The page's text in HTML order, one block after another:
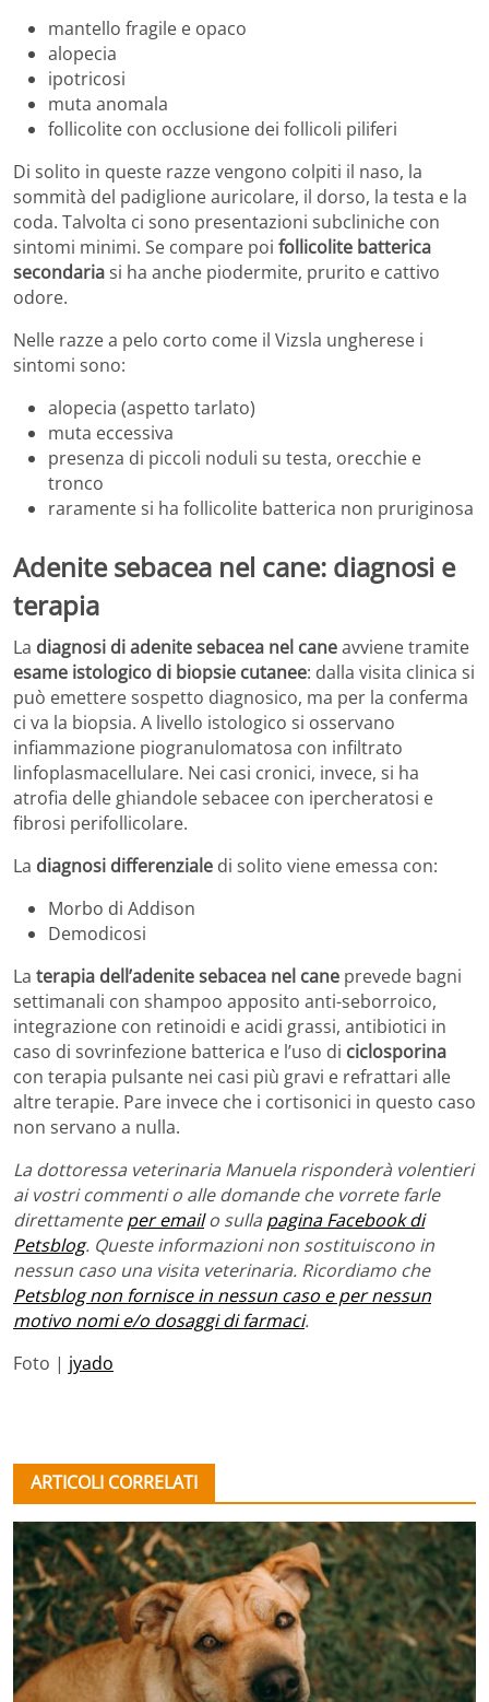
mantello fragile e opaco
alopecia
ipotricosi
muta anomala
follicolite con occlusione dei follicoli piliferi
Di solito in queste razze vengono colpiti il naso, la
sommità del padiglione auricolare, il dorso, la testa e la
coda. Talvolta ci sono presentazioni subcliniche con
sintomi minimi. Se compare poi follicolite batterica
secondariasi ha anche piodermite, prurito e cattivo
odore.
Nelle razze a pelo corto come il Vizsla ungherese i
sintomi sono:
alopecia (aspetto tarlato)
muta eccessiva
presenza di piccoli noduli su testa, orecchie e
tronco
raramente si ha follicolite batterica non pruriginosa
Adenite sebacea nel cane: diagnosi e
terapia
La diagnosi di adenite sebacea nel caneavviene tramite
esame istologico di biopsie cutanee: dalla visita clinica si
può emettere sospetto diagnosico, ma per la conferma
ci va la biopsia. A livello istologico si osservano
infiammazione piogranulomatosa con infiltrato
linfoplasmacellulare. Nei casi cronici, invece, si ha
atrofia delle ghiandole sebacee con ipercheratosi e
fibrosi perifollicolare.
La diagnosi differenziale di solito viene emessa con:
Morbo di Addison
Demodicosi
La terapia dell’adenite sebacea nel cane prevede bagni
settimanali con shampoo apposito anti-seborroico,
integrazione con retinoidi e acidi grassi, antibiotici in
caso di sovrinfezione batterica e l’uso di ciclosporina
con terapia pulsante nei casi più gravi e refrattari alle
altre terapie. Pare invece che i cortisonici in questo caso
non servano a nulla.
La dottoressa veterinaria Manuela risponderà volentieri
ai vostri commenti o alle domande che vorrete farle
direttamenteper emailo sulla pagina Facebook di
Petsblog. Queste informazioni non sostituiscono in
nessun caso una visita veterinaria. Ricordiamo che
Petsblog non fornisce in nessun caso e per nessun
motivo nomi e/o dosaggi di farmaci.
Foto | jyado
ARTICOLI CORRELATI